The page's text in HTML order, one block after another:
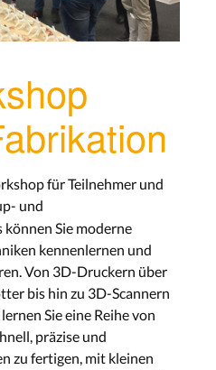
für Teilnehmer und
und
Sie moderne
kennenlernen und
Von 3D-Druckern über
bis hin zu 3D-Scannern
Sie eine Reihe von
präzise und
zu fertigen, mit kleinen